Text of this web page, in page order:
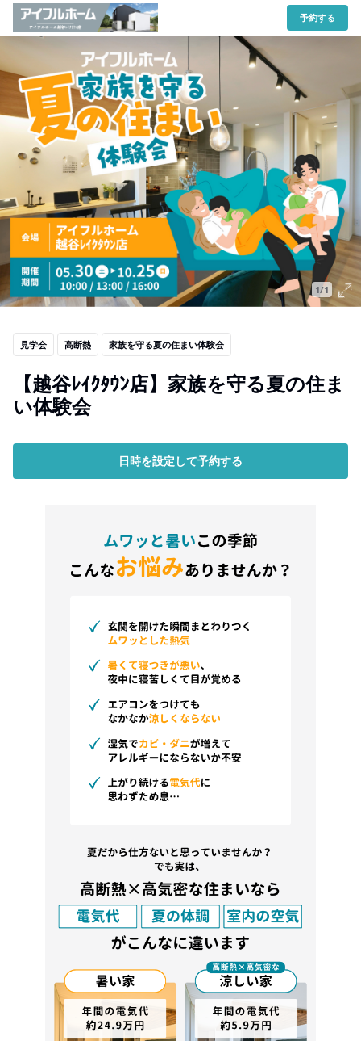
予約する
1/1
見学会 高断熱 家族を守る夏の住まい体験会
【越谷ﾚｲｸﾀｳﾝ店】家族を守る夏の住ま
い体験会
日時を設定して予約する